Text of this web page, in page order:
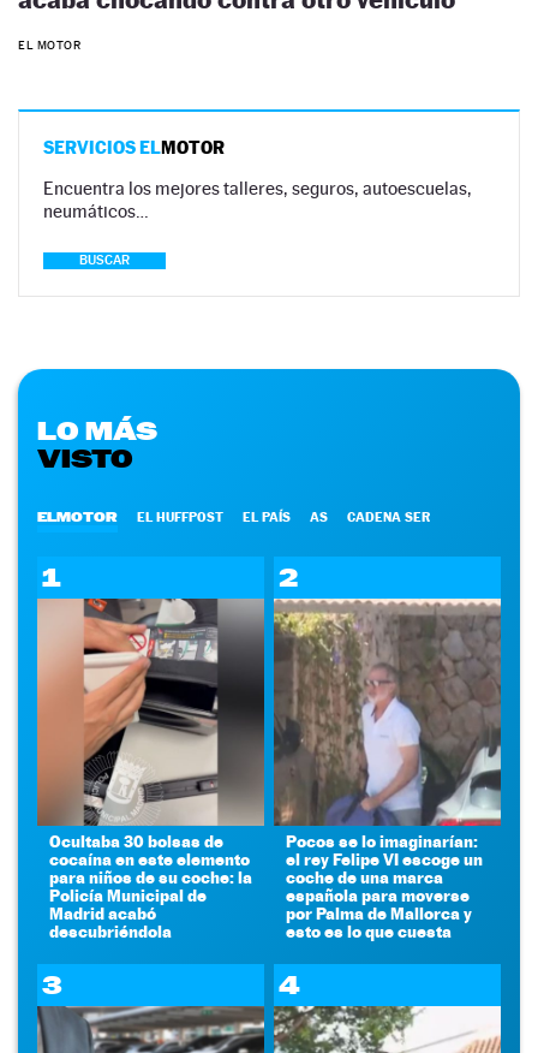
EL MOTOR
SERVICIOS ELMOTOR
Encuentra los mejores talleres, seguros, autoescuelas,
neumáticos…
BUSCAR
LO MÁS
VISTO
ELMOTOR EL HUFFPOST EL PAÍS AS CADENA SER
1
Ocultaba 30 bolsas de
cocaína en este elemento
para niños de su coche: la
Policía Municipal de
Madrid acabó
descubriéndola
2
Pocos se lo imaginarían:
el rey Felipe VI escoge un
coche de una marca
española para moverse
por Palma de Mallorca y
esto es lo que cuesta
3 4